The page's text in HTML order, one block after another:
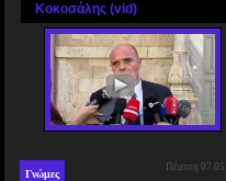
Κοκοσάλης (vid)
Γνώμες
Πέμπτη